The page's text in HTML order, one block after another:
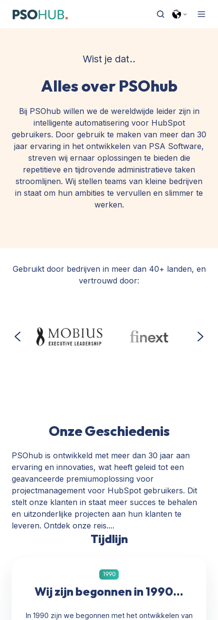
Wist je dat..
Alles over PSOhub
Bij PSOhub willen we de wereldwijde leider zijn in
intelligente automatisering voor HubSpot
gebruikers. Door gebruik te maken van meer dan 30
jaar ervaring in het ontwikkelen van PSA Software,
streven wij ernaar oplossingen te bieden die
repetitieve en tijdrovende administratieve taken
stroomlijnen. Wij stellen teams van kleine bedrijven
in staat om hun ambities te vervullen en slimmer te
werken.
Gebruikt door bedrijven in meer dan 40+ landen, en
vertrouwd door:
Onze Geschiedenis
PSOhub is ontwikkeld met meer dan 30 jaar aan
ervaring en innovaties, wat heeft geleid tot een
geavanceerde premiumoplossing voor
projectmanagement voor HubSpot gebruikers. Dit
stelt onze klanten in staat meer succes te behalen
en uitzonderlijke projecten aan hun klanten te
leveren. Ontdek onze reis....
Tijdlijn
1990
Wij zijn begonnen in 1990...
In 1990 zijn we begonnen met het ontwikkelen van